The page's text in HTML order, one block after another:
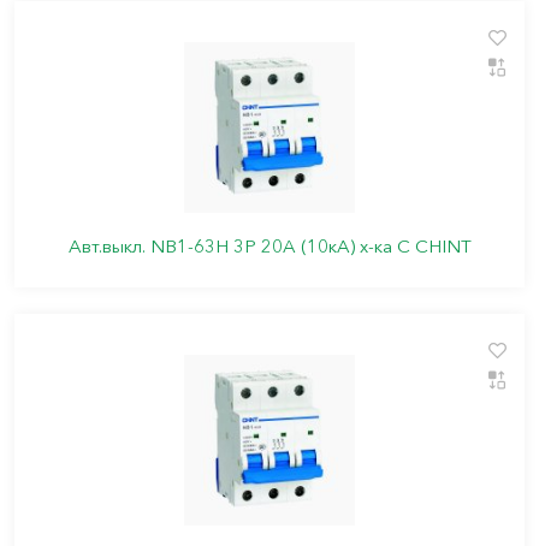
Авт.выкл. NB1-63H 3P 20A (10кА) х-ка C CHINT